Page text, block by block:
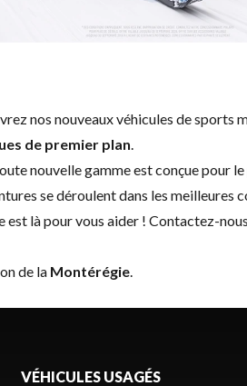
nos nouveaux véhicules de sports
de premier plan
nouvelle gamme est conçue pour
se déroulent dans les meilleures
est là pour vous aider ! Contactez-nous
de la Montérégie
VÉHICULES USAGÉS